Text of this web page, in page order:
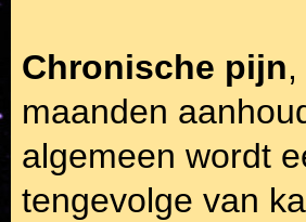
Chronische pijn
maanden
algemeen wordt
tengevolge van